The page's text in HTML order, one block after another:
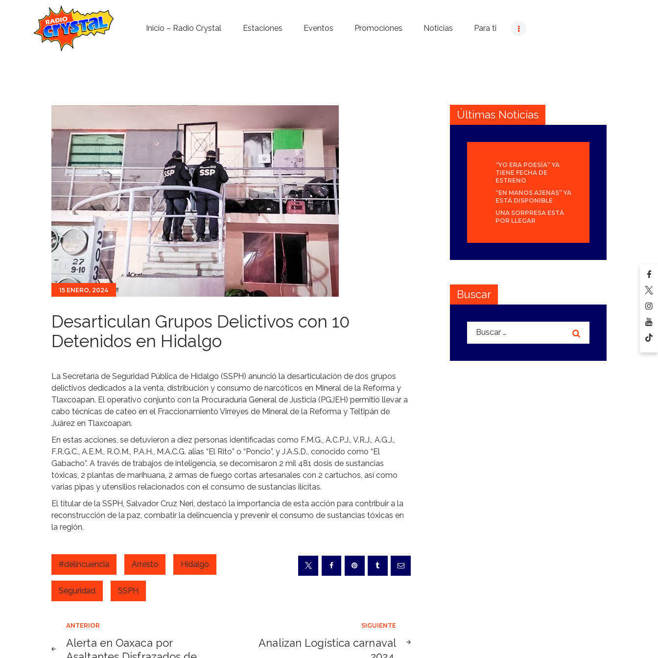
Inicio – Radio Crystal Estaciones Eventos Promociones Noticias Para ti
Noticias
Para ti
Contacto
15 ENERO, 2024
Desarticulan Grupos Delictivos con 10
Detenidos en Hidalgo
La Secretaría de Seguridad Pública de Hidalgo (SSPH) anunció la desarticulación de dos grupos
delictivos dedicados a la venta, distribución y consumo de narcóticos en Mineral de la Reforma y
Tlaxcoapan. El operativo conjunto con la Procuraduría General de Justicia (PGJEH) permitió llevar a
cabo técnicas de cateo en el Fraccionamiento Virreyes de Mineral de la Reforma y Teltipán de
Juárez en Tlaxcoapan.
En estas acciones, se detuvieron a diez personas identificadas como F.M.G., A.C.P.J., V.R.J., A.G.J.,
F.R.G.C., A.E.M., R.O.M., P.A.H., M.A.C.G. alias “El Rito” o “Poncio”, y J.A.S.D., conocido como “El
Gabacho”. A través de trabajos de inteligencia, se decomisaron 2 mil 481 dosis de sustancias
tóxicas, 2 plantas de marihuana, 2 armas de fuego cortas artesanales con 2 cartuchos, así como
varias pipas y utensilios relacionados con el consumo de sustancias ilícitas.
El titular de la SSPH, Salvador Cruz Neri, destacó la importancia de esta acción para contribuir a la
reconstrucción de la paz, combatir la delincuencia y prevenir el consumo de sustancias tóxicas en
la región.
#delincuencia Arresto Hidalgo
Seguridad SSPH
Navegación
ANTERIOR
Alerta en Oaxaca por
SIGUIENTE
Analizan Logística carnaval
Últimas Noticias
“YO ERA POESÍA” YA
TIENE FECHA DE
ESTRENO
“EN MANOS AJENAS” YA
ESTÁ DISPONIBLE
UNA SORPRESA ESTÁ
POR LLEGAR
Buscar
Buscar: